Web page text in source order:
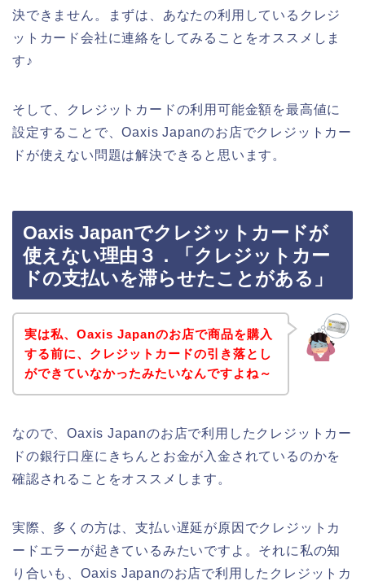
決できません。まずは、あなたの利用しているクレジ
ットカード会社に連絡をしてみることをオススメしま
す♪
そして、クレジットカードの利用可能金額を最高値に
設定することで、Oaxis Japanのお店でクレジットカー
ドが使えない問題は解決できると思います。
Oaxis Japanでクレジットカードが
使えない理由３．「クレジットカー
ドの支払いを滞らせたことがある」
実は私、Oaxis Japanのお店で商品を購入
する前に、クレジットカードの引き落とし
ができていなかったみたいなんですよね～
なので、Oaxis Japanのお店で利用したクレジットカー
ドの銀行口座にきちんとお金が入金されているのかを
確認されることをオススメします。
実際、多くの方は、支払い遅延が原因でクレジットカ
ードエラーが起きているみたいですよ。それに私の知
り合いも、Oaxis Japanのお店で利用したクレジットカ